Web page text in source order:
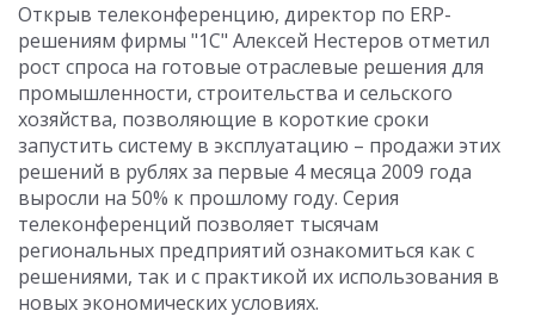
Открыв телеконференцию, директор по ERP-
решениям фирмы "1С" Алексей Нестеров отметил
рост спроса на готовые отраслевые решения для
промышленности, строительства и сельского
хозяйства, позволяющие в короткие сроки
запустить систему в эксплуатацию – продажи этих
решений в рублях за первые 4 месяца 2009 года
выросли на 50% к прошлому году. Серия
телеконференций позволяет тысячам
региональных предприятий ознакомиться как с
решениями, так и с практикой их использования в
новых экономических условиях.